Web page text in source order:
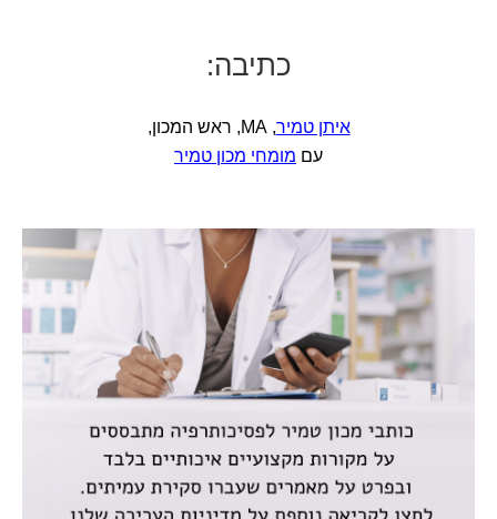
כתיבה:
איתן טמיר, MA, ראש המכון,
עם מומחי מכון טמיר